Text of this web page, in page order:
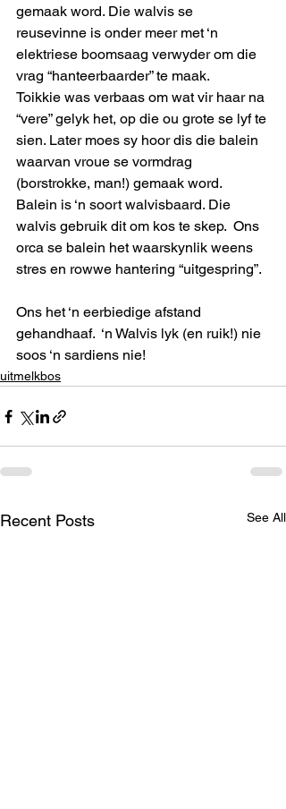
gemaak word. Die walvis se
reusevinne is onder meer met ‘n
elektriese boomsaag verwyder om die
vrag “hanteerbaarder” te maak.
Toikkie was verbaas om wat vir haar na
“vere” gelyk het, op die ou grote se lyf te
sien. Later moes sy hoor dis die balein
waarvan vroue se vormdrag
(borstrokke, man!) gemaak word.
Balein is ‘n soort walvisbaard. Die
walvis gebruik dit om kos te skep.  Ons
orca se balein het waarskynlik weens
stres en rowwe hantering “uitgespring”.
Ons het ‘n eerbiedige afstand
gehandhaaf.  ‘n Walvis lyk (en ruik!) nie
soos ‘n sardiens nie!
uitmelkbos
Recent Posts See All